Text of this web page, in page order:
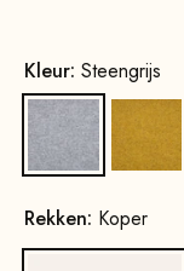
Kleur: Steengrijs
Steengrijs
Rekken: Koper